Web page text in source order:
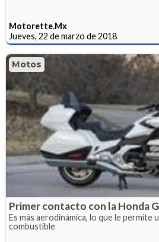
Motorette.Mx
Jueves, 22 de marzo de 2018
Motos
Primer contacto con la Honda
Es más aerodinámica, lo que le permite
combustible